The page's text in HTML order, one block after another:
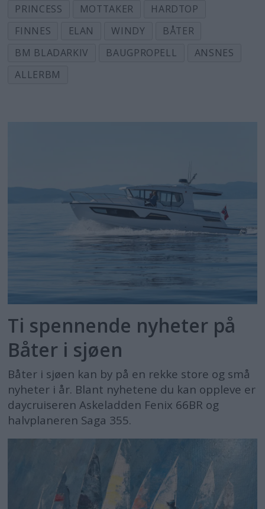
PRINCESS MOTTAKER
HARDTOP
FINNES
ELAN WINDY
BÅTER
BM BLADARKIV
BAUGPROPELL
ANSNES
ALLERBM
Ti spennende nyheter på
Båter i sjøen
Båter i sjøen kan by på en rekke store og små
nyheter i år. Blant nyhetene du kan oppleve er
daycruiseren Askeladden Fenix 66BR og
halvplaneren Saga 355.